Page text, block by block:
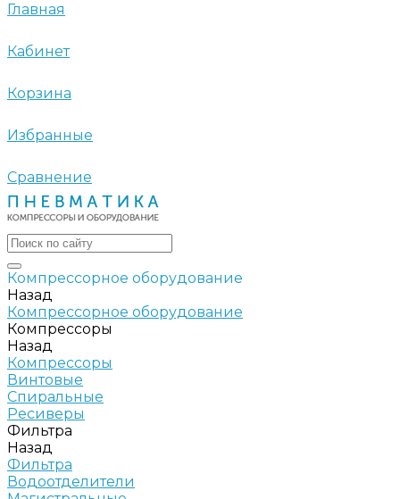
Главная
Кабинет
Корзина
Избранные
Сравнение
Компрессорное оборудование
Назад
Компрессорное оборудование
Компрессоры
Назад
Компрессоры
Винтовые
Спиральные
Ресиверы
Фильтра
Назад
Фильтра
Водоотделители